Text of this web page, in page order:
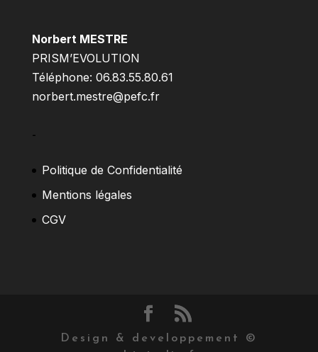
Norbert MESTRE
PRISM’EVOLUTION
Téléphone: 06.83.55.80.61
norbert.mestre@pefc.fr
–
Politique de Confidentialité
Mentions légales
CGV
Design & developpement ©